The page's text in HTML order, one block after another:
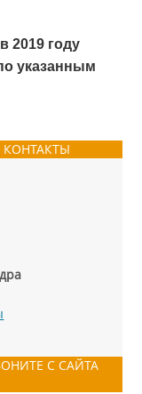
2019 году
указанным
С САЙТА